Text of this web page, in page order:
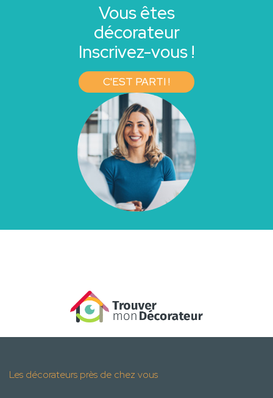
Vous êtes
décorateur
Inscrivez-vous !
C'EST PARTI !
Les décorateurs près de chez vous